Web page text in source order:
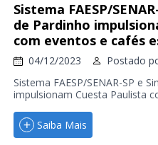
Sistema FAESP/
de Pardinho
com eventos e cafés
04/12/2023 Postado
Sistema FAESP/SENAR-SP e
impulsionam Cuesta Paulista
Saiba Mais